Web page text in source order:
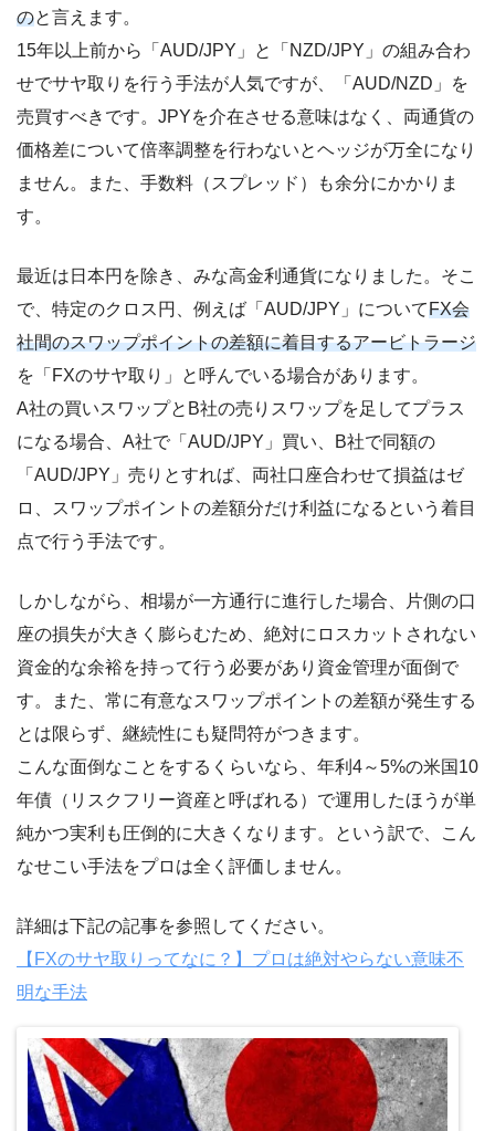
のと言えます。
15年以上前から「AUD/JPY」と「NZD/JPY」の組み合わ
せでサヤ取りを行う手法が人気ですが、「AUD/NZD」を
売買すべきです。JPYを介在させる意味はなく、両通貨の
価格差について倍率調整を行わないとヘッジが万全になり
ません。また、手数料（スプレッド）も余分にかかりま
す。
最近は日本円を除き、みな高金利通貨になりました。そこ
で、特定のクロス円、例えば「AUD/JPY」についてFX会
社間のスワップポイントの差額に着目するアービトラージ
を「FXのサヤ取り」と呼んでいる場合があります。
A社の買いスワップとB社の売りスワップを足してプラス
になる場合、A社で「AUD/JPY」買い、B社で同額の
「AUD/JPY」売りとすれば、両社口座合わせて損益はゼ
ロ、スワップポイントの差額分だけ利益になるという着目
点で行う手法です。
しかしながら、相場が一方通行に進行した場合、片側の口
座の損失が大きく膨らむため、絶対にロスカットされない
資金的な余裕を持って行う必要があり資金管理が面倒で
す。また、常に有意なスワップポイントの差額が発生する
とは限らず、継続性にも疑問符がつきます。
こんな面倒なことをするくらいなら、年利4～5%の米国10
年債（リスクフリー資産と呼ばれる）で運用したほうが単
純かつ実利も圧倒的に大きくなります。という訳で、こん
なせこい手法をプロは全く評価しません。
詳細は下記の記事を参照してください。
【FXのサヤ取りってなに？】プロは絶対やらない意味不
明な手法